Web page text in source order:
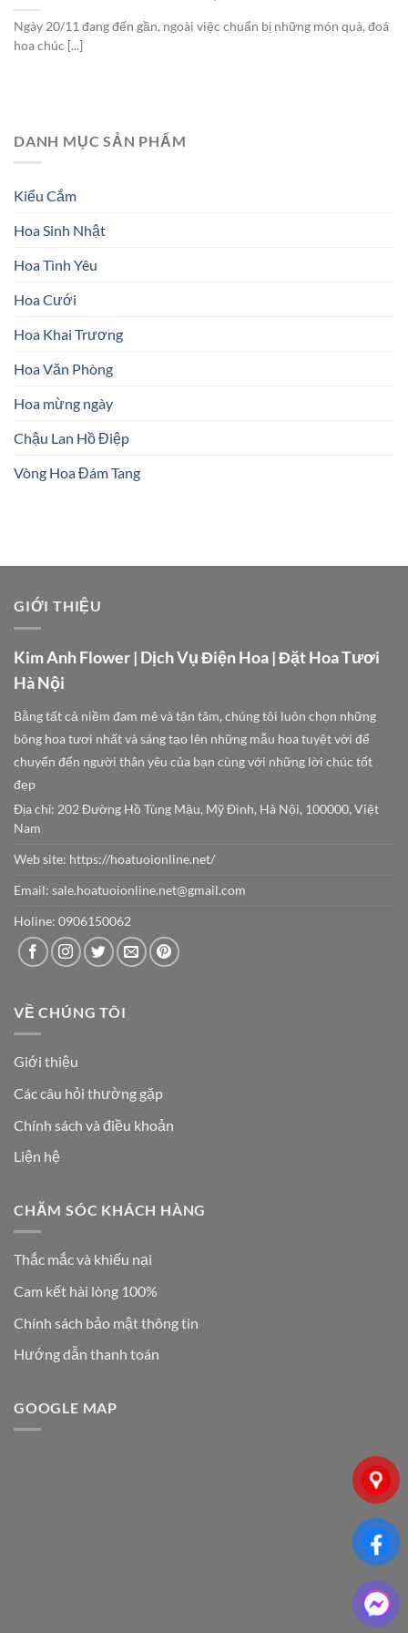
Ngày 20/11 đang đến gần, ngoài việc chuẩn bị những món quà, đoá
hoa chúc [...]
DANH MỤC SẢN PHẨM
Kiểu Cắm
Hoa Sinh Nhật
Hoa Tình Yêu
Hoa Cưới
Hoa Khai Trương
Hoa Văn Phòng
Hoa mừng ngày
Chậu Lan Hồ Điệp
Vòng Hoa Đám Tang
GIỚI THIỆU
Kim Anh Flower | Dịch Vụ Điện Hoa | Đặt Hoa Tươi
Hà Nội
Bằng tất cả niềm đam mê và tận tâm, chúng tôi luôn chọn những
bông hoa tươi nhất và sáng tạo lên những mẫu hoa tuyệt vời để
chuyển đến người thân yêu của bạn cùng với những lời chúc tốt
đẹp
Địa chỉ: 202 Đường Hồ Tùng Mậu, Mỹ Đình, Hà Nội, 100000, Việt
Nam
Web site: https://hoatuoionline.net/
Email: sale.hoatuoionline.net@gmail.com
Holine: 0906150062
VỀ CHÚNG TÔI
Giới thiệu
Các câu hỏi thường gặp
Chính sách và điều khoản
Liện hệ
CHĂM SÓC KHÁCH HÀNG
Thắc mắc và khiếu nại
Cam kết hài lòng 100%
Chính sách bảo mật thông tin
Hướng dẫn thanh toán
GOOGLE MAP